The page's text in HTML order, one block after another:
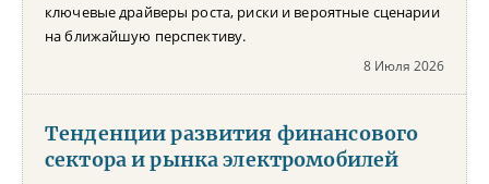
ключевые драйверы роста, риски и вероятные сценарии
на ближайшую перспективу.
8 Июля 2026
Тенденции развития финансового
сектора и рынка электромобилей